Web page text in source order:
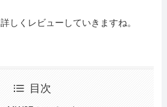
しくレビューしていきますね。
目次